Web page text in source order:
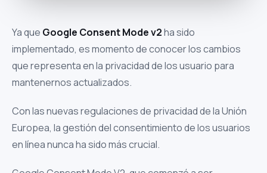
Ya que Google Consent Mode v2ha sido
implementado, es momento de conocer los cambios
que representa en la privacidad de los usuario para
mantenernos actualizados.
Con las nuevas regulaciones de privacidad de la Unión
Europea, la gestión del consentimiento de los usuarios
en línea nunca ha sido más crucial.